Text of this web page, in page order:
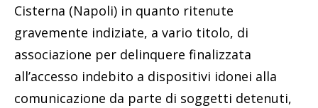
Cisterna (Napoli) in quanto ritenute
gravemente indiziate, a vario titolo, di
associazione per delinquere finalizzata
all’accesso indebito a dispositivi idonei alla
comunicazione da parte di soggetti detenuti,